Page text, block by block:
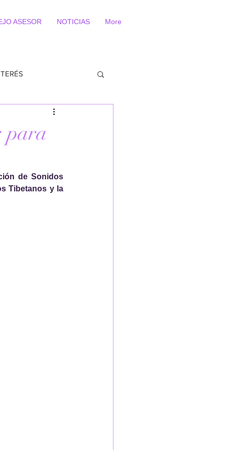
ASESOR NOTICIAS More
para
de Sonidos
Tibetanos y la